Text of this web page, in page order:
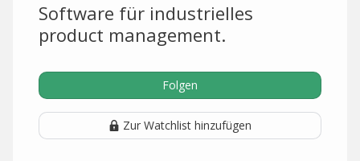
Software für industrielles
product management.
Folgen
Zur Watchlist hinzufügen